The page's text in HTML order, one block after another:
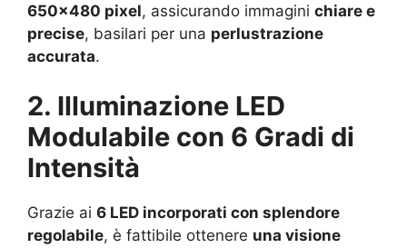
650×480 pixel, assicurando immagini chiare e
precise, basilari per una perlustrazione
accurata.
2. Illuminazione LED
Modulabile con 6 Gradi di
Intensità
Grazie ai 6 LED incorporati con splendore
regolabile, è fattibile ottenere una visione